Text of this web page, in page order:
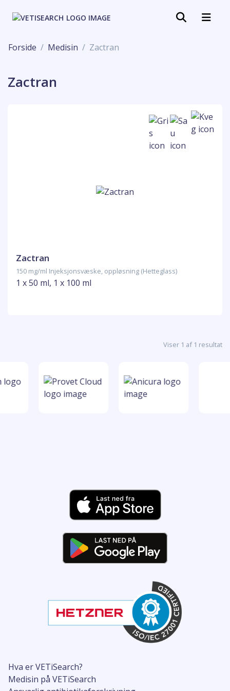
Forside Medisin Zactran
Zactran
Zactran
150 mg/ml Injeksjonsvæske, oppløsning (Hetteglass)
1 x 50 ml, 1 x 100 ml
Viser 1 af 1 resultat
Hva er VETiSearch?
Medisin på VETiSearch